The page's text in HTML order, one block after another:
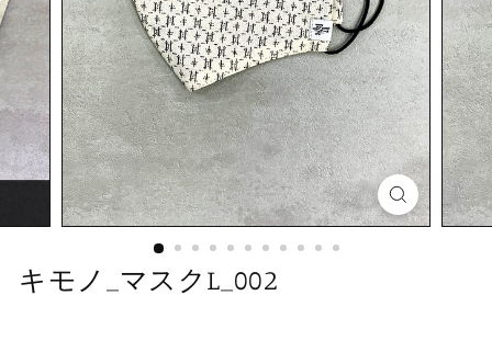
キモノ_マスクL_002